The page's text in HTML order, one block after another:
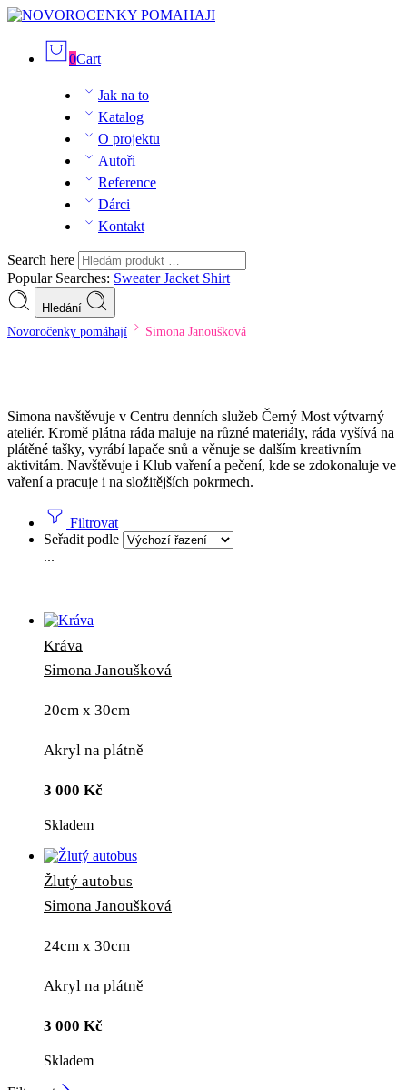
0Cart
Jak na to
Katalog
O projektu
Autoři
Reference
Dárci
Kontakt
Search here
Popular Searches: SweaterJacket Shirt
Hledání
Novoročenky pomáhají Simona Janoušková
Simona navštěvuje v Centru denních služeb Černý Most výtvarný
ateliér. Kromě plátna ráda maluje na různé materiály, ráda vyšívá na
plátěné tašky, vyrábí lapače snů a věnuje se dalším kreativním
aktivitám. Navštěvuje i Klub vaření a pečení, kde se zdokonaluje ve
vaření a pracuje i na složitějších pokrmech.
Filtrovat
Seřadit podle
...
Kráva
Simona Janoušková
20cm x 30cm
Akryl na plátně
3 000 Kč
Skladem
Žlutý autobus
Simona Janoušková
24cm x 30cm
Akryl na plátně
3 000 Kč
Skladem